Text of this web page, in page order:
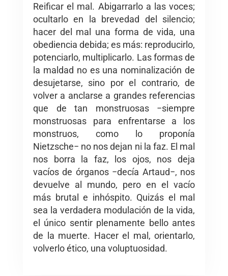
Reificar el mal. Abigarrarlo a las voces;
ocultarlo en la brevedad del silencio;
hacer del mal una forma de vida, una
obediencia debida; es más: reproducirlo,
potenciarlo, multiplicarlo. Las formas de
la maldad no es una nominalización de
desujetarse, sino por el contrario, de
volver a anclarse a grandes referencias
que de tan monstruosas −siempre
monstruosas para enfrentarse a los
monstruos, como lo proponía
Nietzsche− no nos dejan ni la faz. El mal
nos borra la faz, los ojos, nos deja
vacíos de órganos −decía Artaud−, nos
devuelve al mundo, pero en el vacío
más brutal e inhóspito. Quizás el mal
sea la verdadera modulación de la vida,
el único sentir plenamente bello antes
de la muerte. Hacer el mal, orientarlo,
volverlo ético, una voluptuosidad.